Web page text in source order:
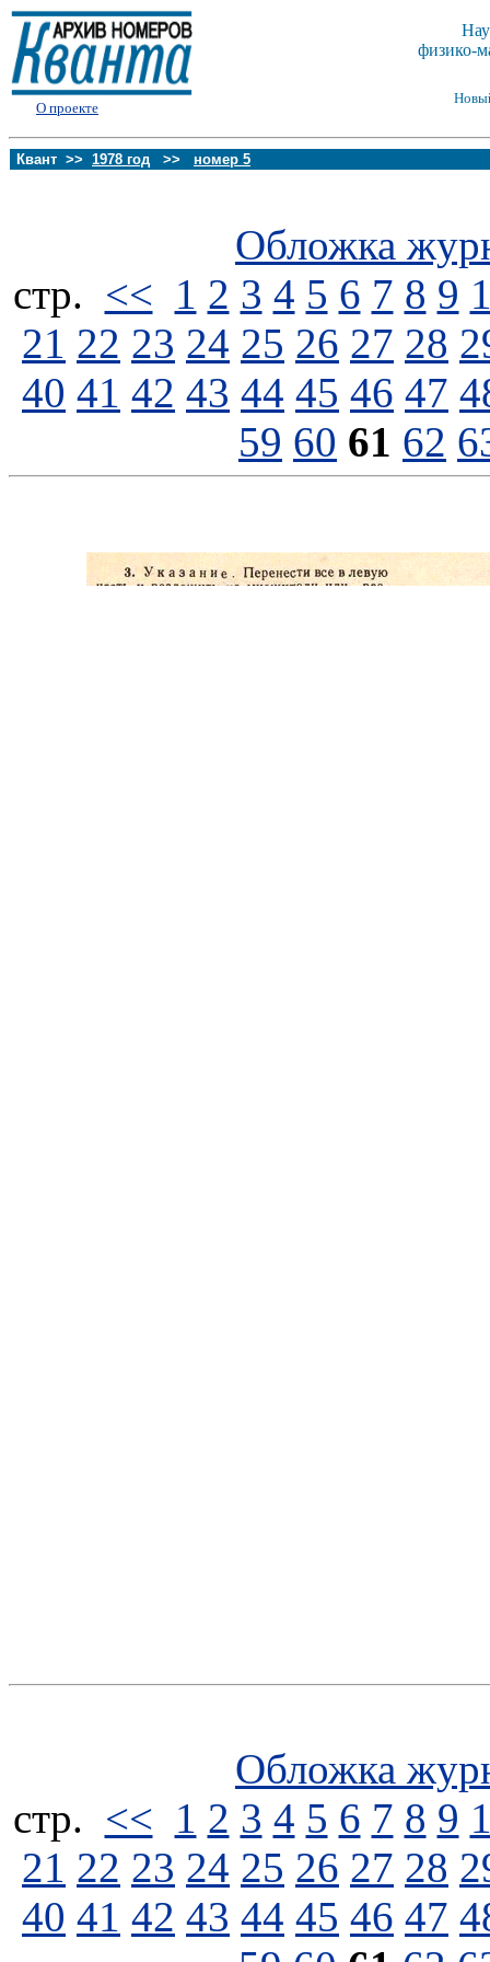
О проекте
физико-
Квант >> 1978 год >> номер 5
Обложка
стp. << 1 2 3 4 5 6 7 8 9
21 22 23 24 25 26 27 28
40 41 42 43 44 45 46 47
59 60 61 62
Обложка
стp. << 1 2 3 4 5 6 7 8 9
21 22 23 24 25 26 27 28
40 41 42 43 44 45 46 47